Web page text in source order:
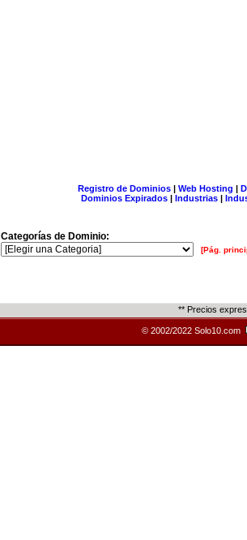
Registro de Dominios| Web Hosting |
Dominios Expirados | Industrias |
Categorías de Dominio:
[Pág.
** Precios
© 2002/2022 Solo10.com